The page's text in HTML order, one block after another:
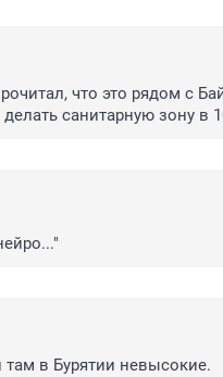
что это рядом с
санитарную зону в
там в Бурятии невысокие.